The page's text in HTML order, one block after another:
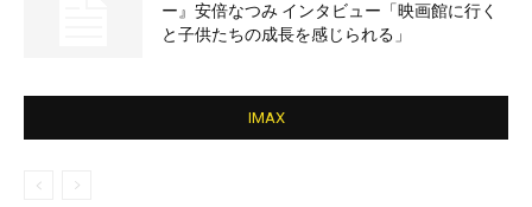
ー』安倍なつみ インタビュー「映画館に行く
と子供たちの成長を感じられる」
IMAX